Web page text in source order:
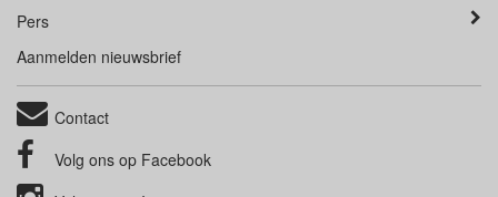
Pers
Aanmelden nieuwsbrief
Contact
Volg ons op Facebook